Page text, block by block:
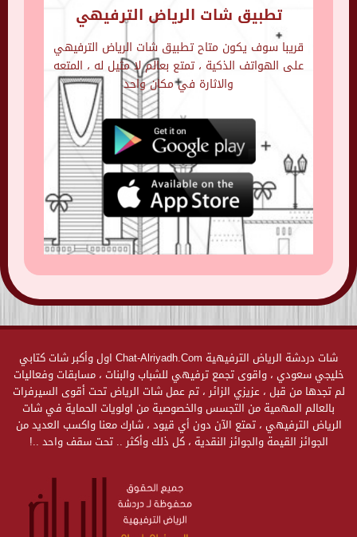
تطبيق شات الرياض الترفيهي
قريبا سوف يكون متاح تطبيق شات الرياض الترفيهي
على الهواتف الذكية ، تمتع بعالم لا مثيل له ، المتعه
والاثارة في مكان واحد
شات دردشة الرياض الترفيهية Chat-Alriyadh.Com اول وأكبر شات كتابي
خليجي سعودي ، واقوى تجمع ترفيهي للشباب والبنات ، مسابقات وفعاليات
لم تجدها من قبل ، عزيزي الزائر ، تم عمل شات الرياض تحت أقوى السيرفرات
بالعالم المهمية من التجسس والخصوصية من اولويات الحماية في شات
الرياض الترفيهي ، تمتع الآن دون أي قيود ، شارك معنا واكسب العديد من
الجوائز القيمة والجوائز النقدية ، كل ذلك وأكثر .. تحت سقف واحد ..!